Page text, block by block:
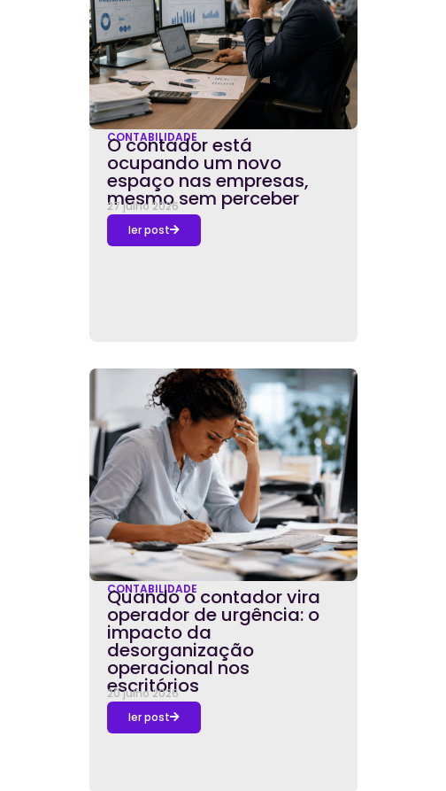
CONTABILIDADE
O contador está
ocupando um novo
espaço nas empresas,
mesmo sem perceber
27 julho 2026
ler post
CONTABILIDADE
Quando o contador vira
operador de urgência: o
impacto da
desorganização
operacional nos
escritórios
20 julho 2026
ler post